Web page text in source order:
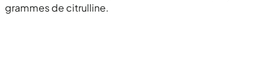
grammes de citrulline.